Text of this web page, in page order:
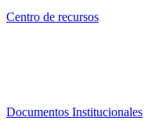
Centro de recursos
Documentos Institucionales